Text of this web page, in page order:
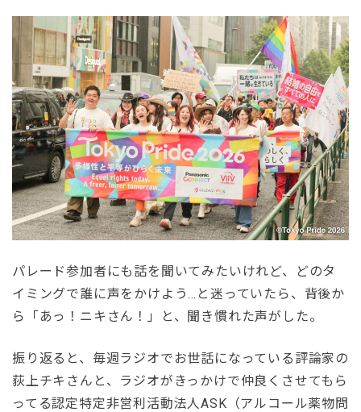
パレード参加者にも話を聞いてみたいけれど、どのタ
イミングで誰に声をかけよう…と迷っていたら、背後か
ら「あっ！ニキさん！」と、聞き慣れた声がした。
振り返ると、毎週ラジオでお世話になっている評論家の
荻上チキさんと、ラジオがきっかけで仲良くさせてもら
ってる認定特定非営利活動法人ASK（アルコール薬物問